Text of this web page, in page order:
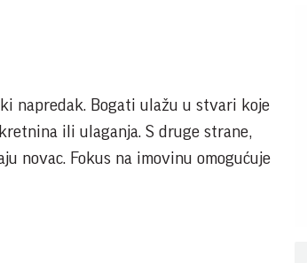
napredak. Bogati ulažu u stvari koje
ili ulaganja. S druge strane,
novac. Fokus na imovinu omogućuje